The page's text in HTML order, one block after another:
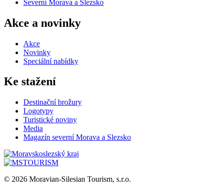
Severní Morava a Slezsko
Akce a novinky
Akce
Novinky
Speciální nabídky
Ke stažení
Destinační brožury
Logotypy
Turistické noviny
Media
Magazín severní Morava a Slezsko
© 2026 Moravian-Silesian Tourism, s.r.o.